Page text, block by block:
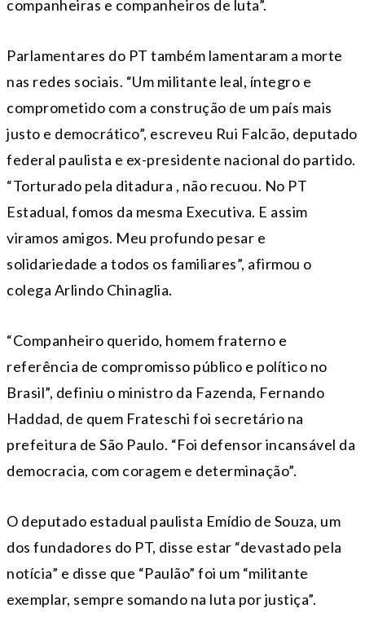
companheiras e companheiros de luta”.
Parlamentares do PT também lamentaram a morte
nas redes sociais. “Um militante leal, íntegro e
comprometido com a construção de um país mais
justo e democrático”, escreveu Rui Falcão, deputado
federal paulista e ex-presidente nacional do partido.
“Torturado pela ditadura , não recuou. No PT
Estadual, fomos da mesma Executiva. E assim
viramos amigos. Meu profundo pesar e
solidariedade a todos os familiares”, afirmou o
colega Arlindo Chinaglia.
“Companheiro querido, homem fraterno e
referência de compromisso público e político no
Brasil”, definiu o ministro da Fazenda, Fernando
Haddad, de quem Frateschi foi secretário na
prefeitura de São Paulo. “Foi defensor incansável da
democracia, com coragem e determinação”.
O deputado estadual paulista Emídio de Souza, um
dos fundadores do PT, disse estar “devastado pela
notícia” e disse que “Paulão” foi um “militante
exemplar, sempre somando na luta por justiça”.